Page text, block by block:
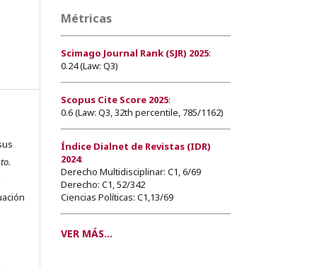
Métricas
Scimago Journal Rank (SJR) 2025:
0.24 (Law: Q3)
Scopus Cite Score 2025:
0.6 (Law: Q3, 32th percentile, 785/1162)
Índice Dialnet de Revistas (IDR)
2024:
Derecho Multidisciplinar: C1, 6/69
Derecho: C1, 52/342
Ciencias Políticas: C1,13/69
VER MÁS...